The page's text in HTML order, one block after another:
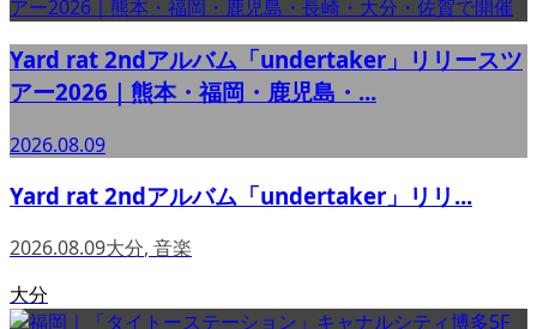
Yard rat 2ndアルバム「undertaker」リリースツ
アー2026｜熊本・福岡・鹿児島・...
2026.08.09
Yard rat 2ndアルバム「undertaker」リリ...
2026.08.09大分, 音楽
大分